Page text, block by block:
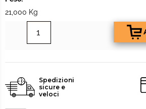
21,000 Kg
Spedizioni
sicure e
veloci